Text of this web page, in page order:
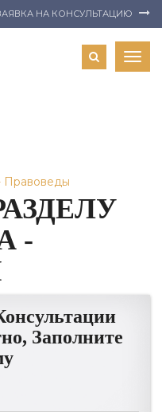
НА КОНСУЛЬТАЦИЮ
Правоведы
-
Заполните